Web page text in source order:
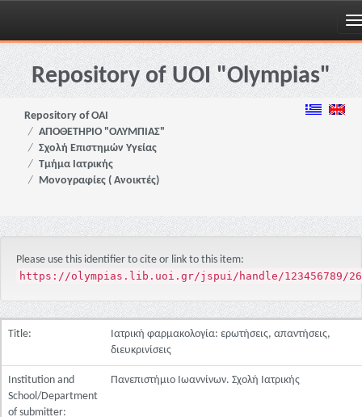
Skip
navigationRepository of UOI "Olympias"
Repository of OAI
ΑΠΟΘΕΤΗΡΙΟ "ΟΛΥΜΠΙΑΣ"
Σχολή Επιστημών Υγείας
Τμήμα Ιατρικής
Μονογραφίες ( Ανοικτές)
Please use this identifier to cite or link to this item:
https://olympias.lib.uoi.gr/jspui/handle/123456789/
Title:
Ιατρική φαρμακολογία: ερωτήσεις, απαντήσεις,
διευκρινίσεις
Institution and
School/Department
of submitter:
Πανεπιστήμιο Ιωαννίνων. Σχολή Ιατρικής